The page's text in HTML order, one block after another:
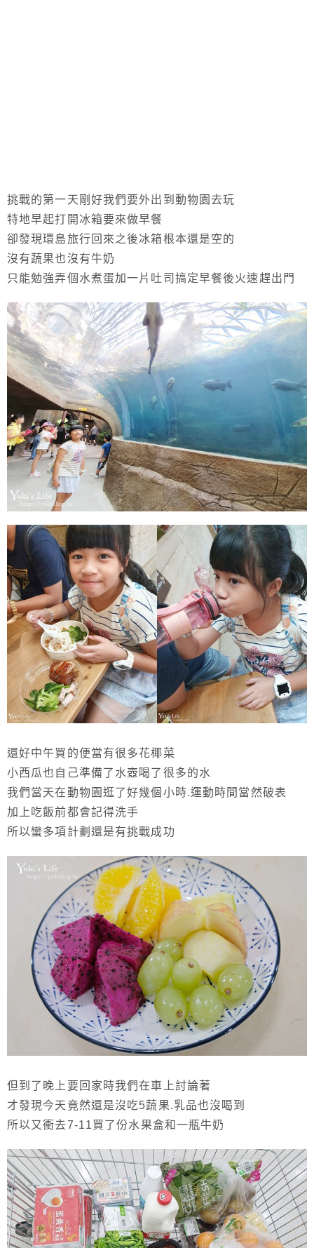
挑戰的第一天剛好我們要外出到動物園去玩
特地早起打開冰箱要來做早餐
卻發現環島旅行回來之後冰箱根本還是空的
沒有蔬果也沒有牛奶
只能勉強弄個水煮蛋加一片吐司搞定早餐後火速趕出門
還好中午買的便當有很多花椰菜
小西瓜也自己準備了水壺喝了很多的水
我們當天在動物園逛了好幾個小時.運動時間當然破表
加上吃飯前都會記得洗手
所以蠻多項計劃還是有挑戰成功
但到了晚上要回家時我們在車上討論著
才發現今天竟然還是沒吃5蔬果.乳品也沒喝到
所以又衝去7-11買了份水果盒和一瓶牛奶